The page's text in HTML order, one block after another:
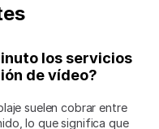
los servicios
de vídeo?
suelen cobrar entre
lo que significa que